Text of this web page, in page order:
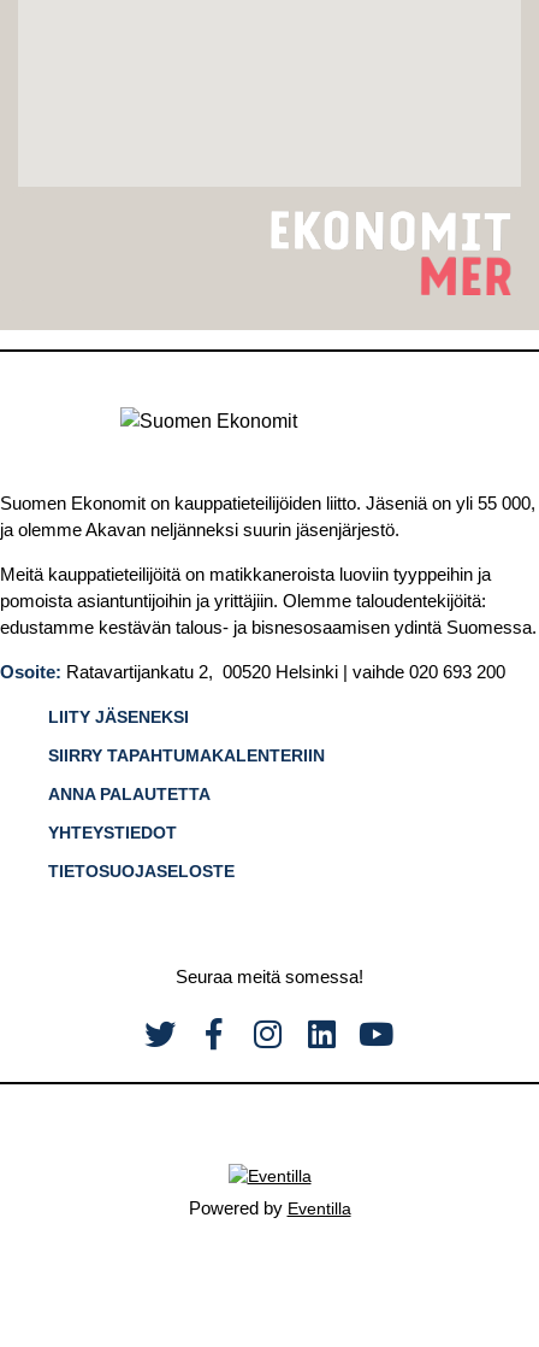
Suomen Ekonomit on kauppatieteilijöiden liitto. Jäseniä on yli 55 000,
ja olemme Akavan neljänneksi suurin jäsenjärjestö.
Meitä kauppatieteilijöitä on matikkaneroista luoviin tyyppeihin ja
pomoista asiantuntijoihin ja yrittäjiin. Olemme taloudentekijöitä:
edustamme kestävän talous- ja bisnesosaamisen ydintä Suomessa.
Osoite: Ratavartijankatu 2, 00520 Helsinki | vaihde 020 693 200
LIITY JÄSENEKSI
SIIRRY TAPAHTUMAKALENTERIIN
ANNA PALAUTETTA
YHTEYSTIEDOT
TIETOSUOJASELOSTE
Seuraa meitä somessa!
Powered by Eventilla